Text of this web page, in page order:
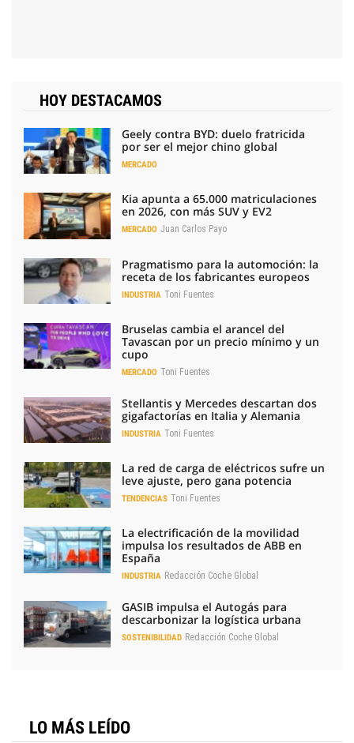
HOY DESTACAMOS
Geely contra BYD: duelo fratricida
por ser el mejor chino global
MERCADO
Kia apunta a 65.000 matriculaciones
en 2026, con más SUV y EV2
MERCADO Juan Carlos Payo
Pragmatismo para la automoción: la
receta de los fabricantes europeos
INDUSTRIA Toni Fuentes
Bruselas cambia el arancel del
Tavascan por un precio mínimo y un
cupo
MERCADO Toni Fuentes
Stellantis y Mercedes descartan dos
gigafactorías en Italia y Alemania
INDUSTRIA Toni Fuentes
La red de carga de eléctricos sufre un
leve ajuste, pero gana potencia
TENDENCIAS Toni Fuentes
La electrificación de la movilidad
impulsa los resultados de ABB en
España
INDUSTRIA Redacción Coche Global
GASIB impulsa el Autogás para
descarbonizar la logística urbana
SOSTENIBILIDAD Redacción Coche Global
LO MÁS LEÍDO